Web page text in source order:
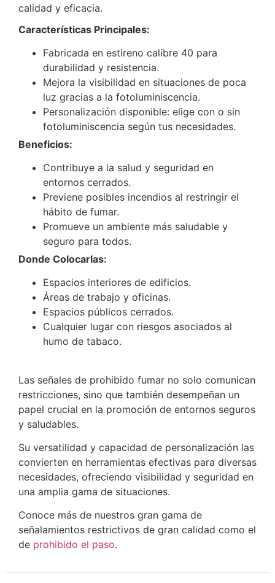
calidad y eficacia.
Características Principales:
Fabricada en estireno calibre 40 para
durabilidad y resistencia.
Mejora la visibilidad en situaciones de poca
luz gracias a la fotoluminiscencia.
Personalización disponible: elige con o sin
fotoluminiscencia según tus necesidades.
Beneficios:
Contribuye a la salud y seguridad en
entornos cerrados.
Previene posibles incendios al restringir el
hábito de fumar.
Promueve un ambiente más saludable y
seguro para todos.
Donde Colocarlas:
Espacios interiores de edificios.
Áreas de trabajo y oficinas.
Espacios públicos cerrados.
Cualquier lugar con riesgos asociados al
humo de tabaco.
Las señales de prohibido fumar no solo comunican
restricciones, sino que también desempeñan un
papel crucial en la promoción de entornos seguros
y saludables.
Su versatilidad y capacidad de personalización las
convierten en herramientas efectivas para diversas
necesidades, ofreciendo visibilidad y seguridad en
una amplia gama de situaciones.
Conoce más de nuestros gran gama de
señalamientos restrictivos de gran calidad como el
de prohibido el paso.